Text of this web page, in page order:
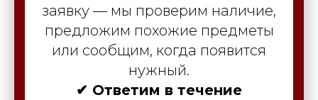
заявку — мы проверим наличие,
предложим похожие предметы
или сообщим, когда появится
нужный.
✔ Ответим в течение